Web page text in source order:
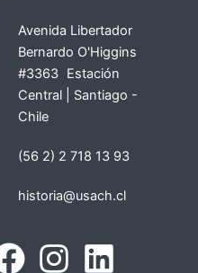
Avenida Libertador
Bernardo O'Higgins
#3363 Estación
Central | Santiago -
Chile
(56 2) 2 718 13 93
historia@usach.cl